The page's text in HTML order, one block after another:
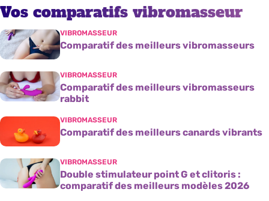
Vos comparatifs vibromasseur
VIBROMASSEUR
Comparatif des meilleurs vibromasseurs
VIBROMASSEUR
Comparatif des meilleurs vibromasseurs
rabbit
VIBROMASSEUR
Comparatif des meilleurs canards vibrants
VIBROMASSEUR
Double stimulateur point G et clitoris :
comparatif des meilleurs modèles 2026